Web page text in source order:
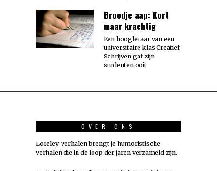
Broodje aap: Kort
maar krachtig
Een hoogleraar van een
universitaire klas Creatief
Schrijven gaf zijn
studenten ooit
OVER ONS
Loreley-verhalen brengt je humoristische
verhalen die in de loop der jaren verzameld zijn.